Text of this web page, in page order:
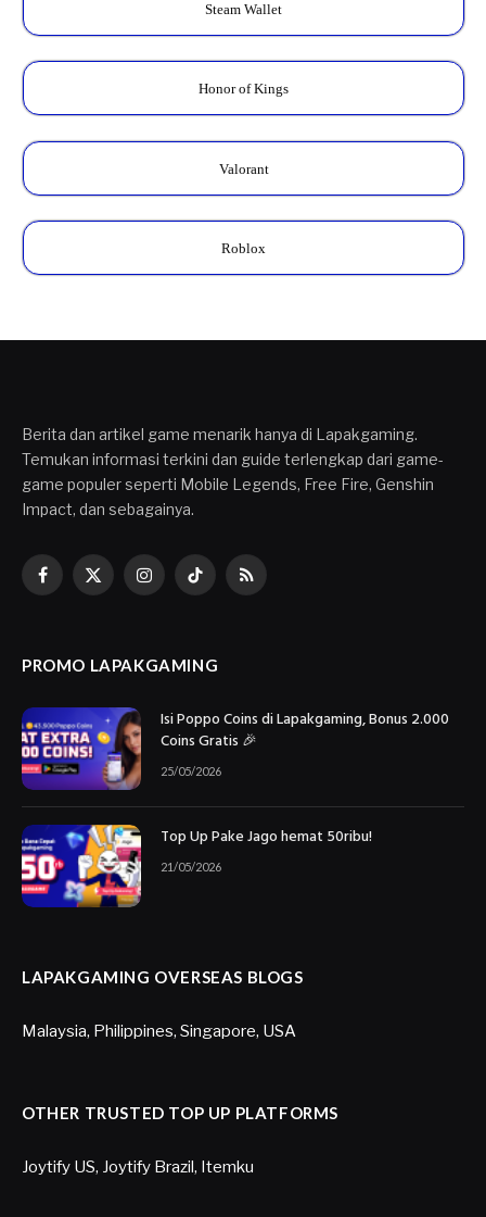
Steam Wallet
Honor of Kings
Valorant
Roblox
Berita dan artikel game menarik hanya di Lapakgaming.
Temukan informasi terkini dan guide terlengkap dari game-
game populer seperti Mobile Legends, Free Fire, Genshin
Impact, dan sebagainya.
Facebook
X
InstagramTikTokRSS
PROMO LAPAKGAMING
Isi Poppo Coins di Lapakgaming, Bonus 2.000
Coins Gratis 🎉
25/05/2026
Top Up Pake Jago hemat 50ribu!
21/05/2026
LAPAKGAMING OVERSEAS BLOGS
Malaysia, Philippines, Singapore, USA
OTHER TRUSTED TOP UP PLATFORMS
Joytify US, Joytify Brazil, Itemku